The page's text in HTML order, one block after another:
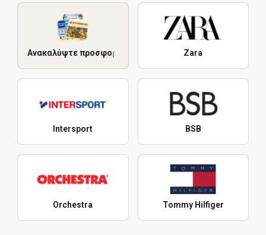
Ανακαλύψτε προσφορές Zara
Intersport BSB
Orchestra Tommy Hilfiger